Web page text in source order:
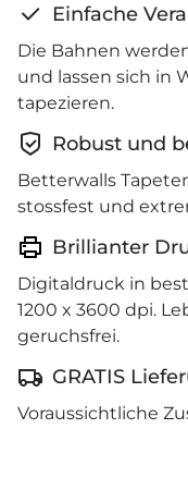
Einfache
Die Bahnen
und lassen sich in
tapezieren.
Robust und
Betterwalls
stossfest und
Brillianter
Digitaldruck in
1200 x 3600 dpi.
geruchsfrei.
GRATIS
Voraussichtliche